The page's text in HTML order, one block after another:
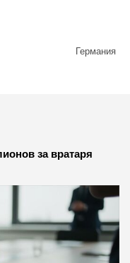
Германия
за вратаря